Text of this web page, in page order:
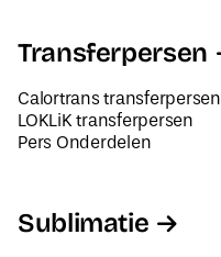
Transferpersen
Calortrans transferpersen
LOKLiK transferpersen
Pers Onderdelen
Sublimatie